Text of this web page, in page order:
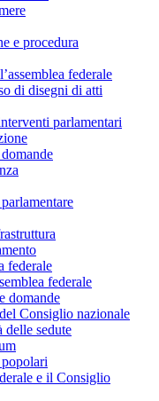
e procedura
federale
di disegni di atti
parlamentari
federale
federale
domande
Consiglio nazionale
delle sedute
e il Consiglio